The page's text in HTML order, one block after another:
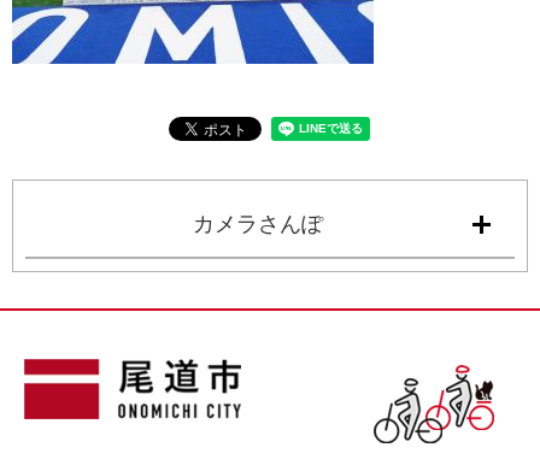
カメラさんぽ